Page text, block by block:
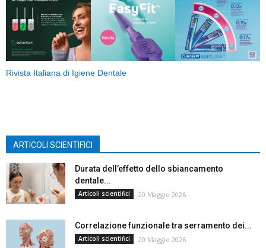
Rivista Italiana di Igiene Dentale
ARTICOLI SCIENTIFICI
Durata dell’effetto dello sbiancamento
dentale...
Articoli scientifici 20 Maggio 2026
Correlazione funzionale tra serramento dei...
Articoli scientifici 20 Maggio 2026